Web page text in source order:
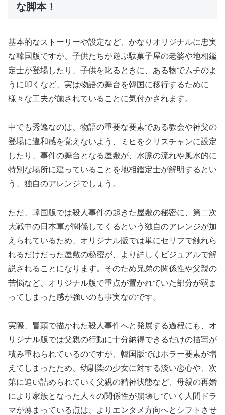
な脚本！
基本的なストーリーや設定など、かなりオリジナルに忠実
な韓国版ですが、子供たちが遊ぶ駄菓子屋の老婆や地相鑑
定士が登場したり、子供を叱るときに、ある物でムチのよ
うに叩くなど、実は物語の舞台を韓国に移行するために
様々な工夫が施されていることに気付かされます。
中でも秀逸なのは、物語の重要な要素である教会や神父の
登場に違和感を覚えないよう、ミヒをクリスチャンに設定
したり、事件の舞台となる屋敷が、水脈の流れや風水的に
特別な場所に建っていることを地相鑑定士が解明するとい
う、独自のアレンジでしょう。
ただ、韓国版では殺人事件の起きた屋敷の秘密に、第二次
大戦中の日本軍が関係してくるという独自のアレンジが加
えられているため、オリジナル版では単にセリフで触れら
れるだけだった屋敷の秘密が、より詳しくビジュアルで解
説されることになります。そのため兄弟の関係性や父親の
苦悩など、オリジナル版で重点が置かれていた部分が弱ま
ってしまった感が強いのも事実なのです。
実際、冒頭で描かれた殺人事件へと発展する過程にも、オ
リジナル版では父親の行動に十分納得できるだけの描写が
積み重ねられているのですが、韓国版ではホラー要素が増
えてしまったため、幼馴染の少女に対する淡い恋心や、次
第に追い詰められていく父親の精神状態など、母親の再婚
により家族となった人々の関係性が崩壊していく人間ドラ
マが薄まっている点は、よりエンタメ方向へとシフトさせ